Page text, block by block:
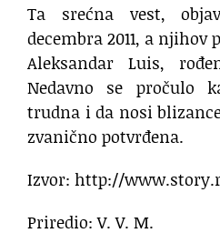
Ta srećna vest,
decembra 2011, a
Aleksandar Luis,
Nedavno se pročulo
trudna i da nosi
zvanično potvrđena.
Izvor: http://
Priredio: V. V. M.